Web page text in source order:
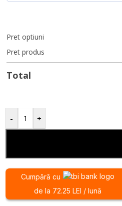
Pret optiuni
Pret produs
Total
- +
Cumpără cu
de la 72.25 LEI / lună